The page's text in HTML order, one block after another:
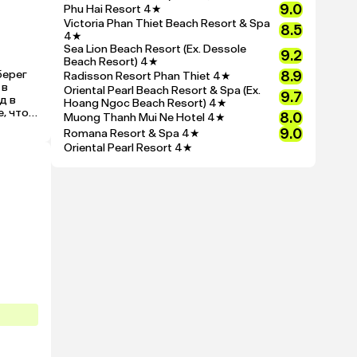
в
что
Phu Hai Resort 4★ 9.0
Victoria Phan Thiet Beach Resort & Spa
4★
8.5
Sea Lion Beach Resort (Ex. Dessole
Beach Resort) 4★ 9.2
Radisson Resort Phan Thiet 4★ 8.9
Oriental Pearl Beach Resort & Spa (Ex.
Hoang Ngoc Beach Resort) 4★ 9.7
Muong Thanh Mui Ne Hotel 4★ 8.0
Romana Resort & Spa 4★ 9.0
Oriental Pearl Resort 4★